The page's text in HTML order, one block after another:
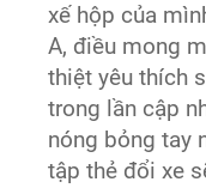
xế hộp của
A, điều mong
thiệt yêu thích
trong lần cập
nóng bỏng tay
tập thẻ đổi xe